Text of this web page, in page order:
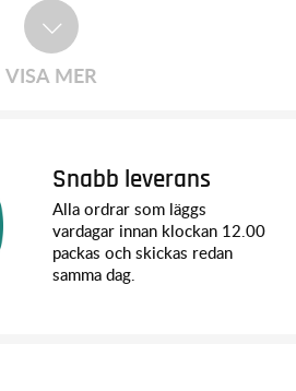
VISA MER
Snabb leverans
Alla ordrar som läggs
vardagar innan klockan 12.00
packas och skickas redan
samma dag.